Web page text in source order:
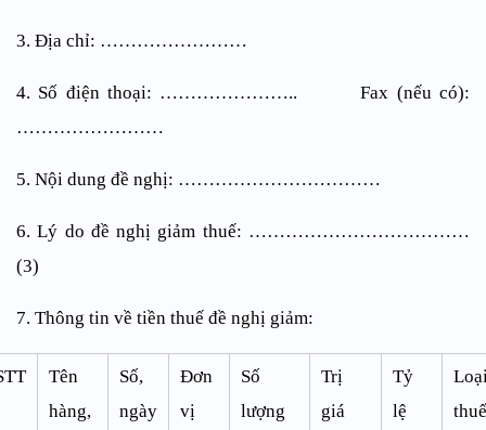
3. Địa chỉ: ……………………
4. Số điện thoại: ………………….. Fax (nếu có):
……………………
5. Nội dung đề nghị: ……………………………
6. Lý do đề nghị giảm thuế: ………………………………
(3)
7. Thông tin về tiền thuế đề nghị giảm:
Tên
hàng,
Số,
ngày
Đơn
vị
Số
lượng
Trị
giá
Tỷ
lệ